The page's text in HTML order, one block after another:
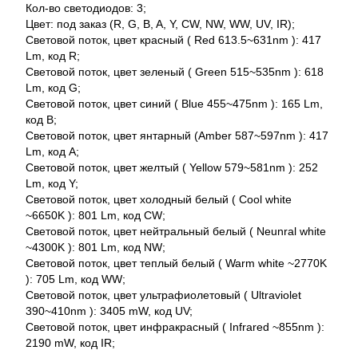
Кол-во светодиодов: 3;
Цвет: под заказ (R, G, B, A, Y, CW, NW, WW, UV, IR);
Световой поток, цвет красный ( Red 613.5~631nm ): 417
Lm, код R;
Световой поток, цвет зеленый ( Green 515~535nm ): 618
Lm, код G;
Световой поток, цвет синий ( Blue 455~475nm ): 165 Lm,
код B;
Световой поток, цвет янтарный (Amber 587~597nm ): 417
Lm, код A;
Световой поток, цвет желтый ( Yellow 579~581nm ): 252
Lm, код Y;
Световой поток, цвет холодный белый ( Cool white
~6650K ): 801 Lm, код CW;
Световой поток, цвет нейтральный белый ( Neunral white
~4300K ): 801 Lm, код NW;
Световой поток, цвет теплый белый ( Warm white ~2770K
): 705 Lm, код WW;
Световой поток, цвет ультрафиолетовый ( Ultraviolet
390~410nm ): 3405 mW, код UV;
Световой поток, цвет инфракрасный ( Infrared ~855nm ):
2190 mW, код IR;